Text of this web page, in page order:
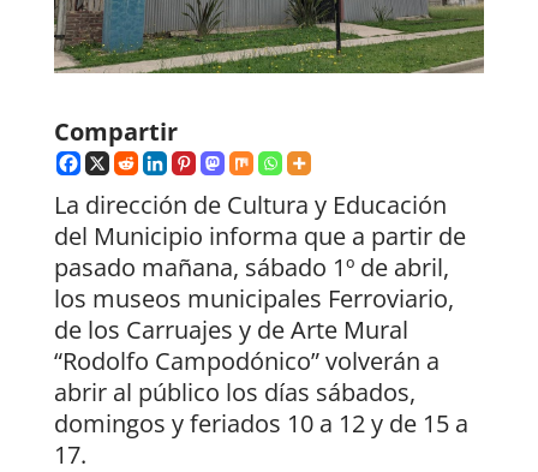
Compartir
La dirección de Cultura y Educación
del Municipio informa que a partir de
pasado mañana, sábado 1º de abril,
los museos municipales Ferroviario,
de los Carruajes y de Arte Mural
“Rodolfo Campodónico” volverán a
abrir al público los días sábados,
domingos y feriados 10 a 12 y de 15 a
17.